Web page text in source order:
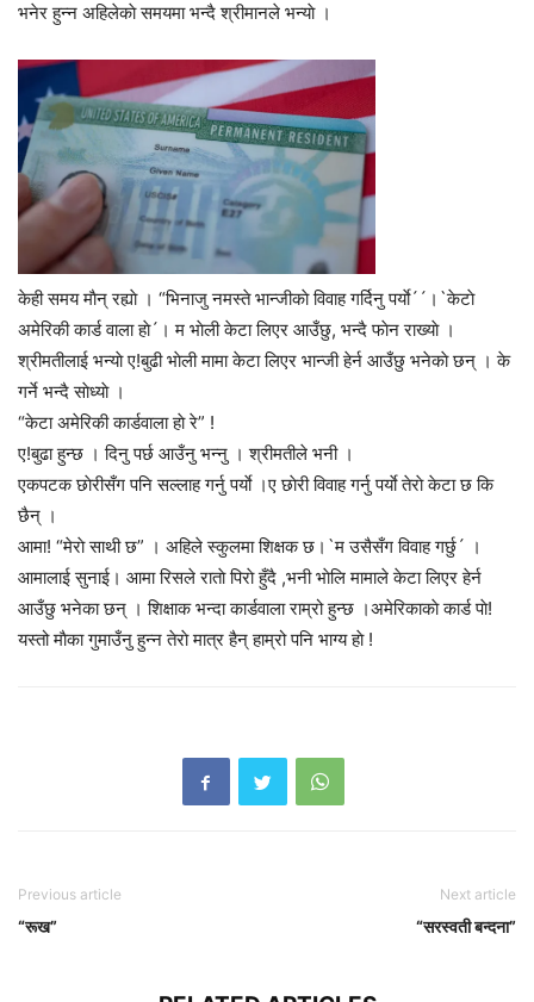
भनेर हुन्न अहिलेकाे समयमा भन्दै श्रीमानले भन्याे ।
केही समय माैन् रह्याे । “भिनाजु नमस्ते भान्जीकाे विवाह गर्दिनु पर्याे´´।`केटाे
अमेरिकी कार्ड वाला हाे´। म भाेली केटा लिएर आउँछु, भन्दै फाेन राख्याे ।
श्रीमतीलाई भन्याे ए!बुढी भाेली मामा केटा लिएर भान्जी हेर्न आउँछु भनेकाे छन् । के
गर्ने भन्दै साेध्याे ।
“केटा अमेरिकी कार्डवाला हाे रे” !
ए!बुढा हुन्छ । दिनु पर्छ आउँनु भन्नु । श्रीमतीले भनी ।
एकपटक छाेरीसँग पनि सल्लाह गर्नु पर्याे ।ए छाेरी विवाह गर्नु पर्याे तेराे केटा छ कि
छैन् ।
आमा! “मेराे साथी छ” । अहिले स्कुलमा शिक्षक छ।`म उसैसँग विवाह गर्छु´ ।
आमालाई सुनाई। आमा रिसले राताे पिराे हुँदै ,भनी भाेलि मामाले केटा लिएर हेर्न
आउँछु भनेका छन् । शिक्षाक भन्दा कार्डवाला राम्रो हुन्छ ।अमेरिकाकाे कार्ड पाे!
यस्तो माैका गुमाउँनु हुन्न तेराे मात्र हैन् हाम्रो पनि भाग्य हाे !
Previous article
“रूख”
Next article
“सरस्वती बन्दना”